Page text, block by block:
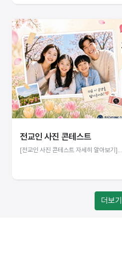
전교인 사진 콘테스트
[전교인 사진 콘테스트 자세히 알아보기]...
더보기